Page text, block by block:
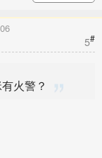
5#
火警？